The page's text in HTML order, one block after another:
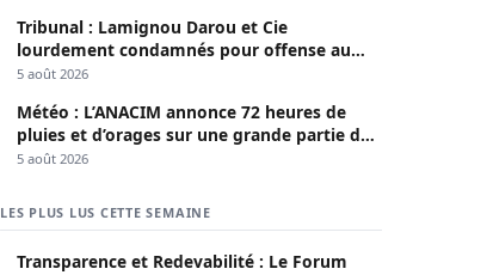
Tribunal : Lamignou Darou et Cie
lourdement condamnés pour offense au
chef de l’Etat
5 août 2026
Météo : L’ANACIM annonce 72 heures de
pluies et d’orages sur une grande partie du
pays
5 août 2026
LES PLUS LUS CETTE SEMAINE
Transparence et Redevabilité : Le Forum